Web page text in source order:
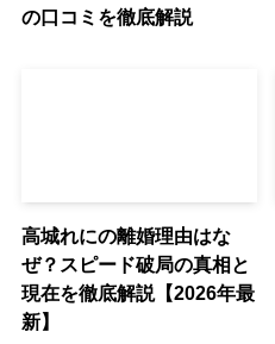
の口コミを徹底解説
高城れにの離婚理由はな
ぜ？スピード破局の真相と
現在を徹底解説【2026年最
新】